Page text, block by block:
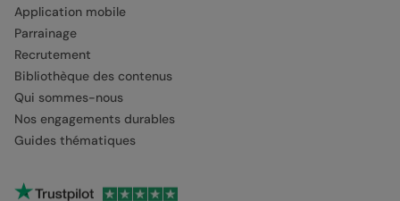
Application mobile
Parrainage
Recrutement
Bibliothèque des contenus
Qui sommes-nous
Nos engagements durables
Guides thématiques